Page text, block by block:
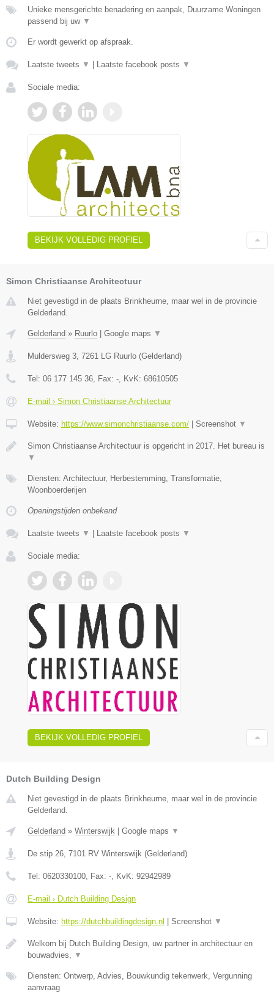
Unieke mensgerichte benadering en aanpak, Duurzame Woningen
passend bij uw ▼
Er wordt gewerkt op afspraak.
Laatste tweets ▼ Laatste facebook posts ▼
Sociale media:
BEKIJK VOLLEDIG PROFIEL
Simon Christiaanse Architectuur
Niet gevestigd in de plaats Brinkheurne, maar wel in de provincie
Gelderland.
Gelderland » Ruurlo Google maps ▼
Muldersweg 3, 7261 LG Ruurlo (Gelderland)
Tel: 06 177 145 36, Fax: -, KvK: 68610505
E-mail › Simon Christiaanse Architectuur
Website: https://www.simonchristiaanse.com/ Screenshot ▼
Simon Christiaanse Architectuur is opgericht in 2017. Het bureau is
▼
Diensten: Architectuur, Herbestemming, Transformatie,
Woonboerderijen
Openingstijden onbekend
Laatste tweets ▼ Laatste facebook posts ▼
Sociale media:
BEKIJK VOLLEDIG PROFIEL
Dutch Building Design
Niet gevestigd in de plaats Brinkheurne, maar wel in de provincie
Gelderland.
Gelderland » Winterswijk | Google maps ▼
De stip 26 7101 RV Winterswijk (Gelderland)
Tel: 0620330100 , Fax: - , KvK: 92942989
E-mail › Dutch Building Design
Website: https://dutchbuildingdesign.nl | Screenshot ▼
Welkom bij Dutch Building Design, uw partner in architectuur en
bouwadvies,
▼
Diensten: Ontwerp, Advies, Bouwkundig tekenwerk, Vergunning
aanvraag